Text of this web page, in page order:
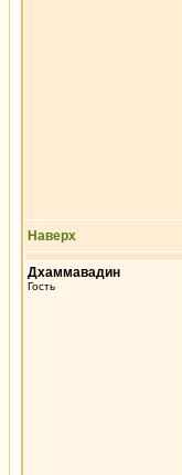
Наверх
Дхаммавадин
Гость